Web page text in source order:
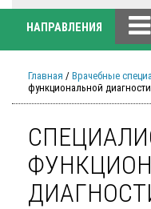
НАПРАВЛЕНИЯ
Главная / Врачебные
функциональной